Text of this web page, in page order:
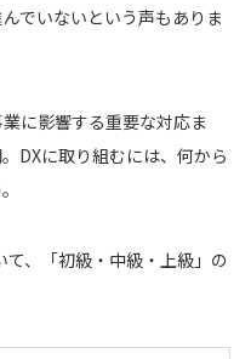
でいないという声もありま
に影響する重要な対応ま
DXに取り組むには、何から
、「初級・中級・上級」の